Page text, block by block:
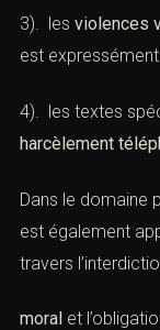
3). lesviolences
;
harcèlement
Dans le domaine
du travail , à